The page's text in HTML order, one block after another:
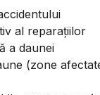
al reparațiilor
a daunei
(zone